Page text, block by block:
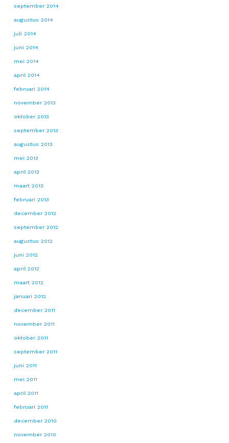
september 2014
augustus 2014
juli 2014
juni 2014
mei 2014
april 2014
februari 2014
november 2013
oktober 2013
september 2013
augustus 2013
mei 2013
april 2013
maart 2013
februari 2013
december 2012
september 2012
augustus 2012
juni 2012
april 2012
maart 2012
januari 2012
december 2011
november 2011
oktober 2011
september 2011
juni 2011
mei 2011
april 2011
februari 2011
december 2010
november 2010